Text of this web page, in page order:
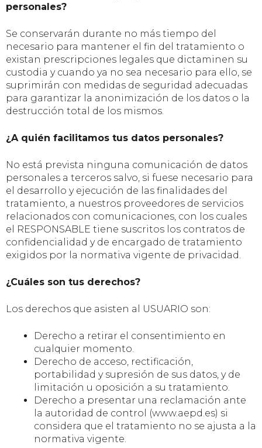
personales?
Se conservarán durante no más tiempo del
necesario para mantener el fin del tratamiento o
existan prescripciones legales que dictaminen su
custodia y cuando ya no sea necesario para ello, se
suprimirán con medidas de seguridad adecuadas
para garantizar la anonimización de los datos o la
destrucción total de los mismos.
¿A quién facilitamos tus datos personales?
No está prevista ninguna comunicación de datos
personales a terceros salvo, si fuese necesario para
el desarrollo y ejecución de las finalidades del
tratamiento, a nuestros proveedores de servicios
relacionados con comunicaciones, con los cuales
el RESPONSABLE tiene suscritos los contratos de
confidencialidad y de encargado de tratamiento
exigidos por la normativa vigente de privacidad.
¿Cuáles son tus derechos?
Los derechos que asisten al USUARIO son:
Derecho a retirar el consentimiento en
cualquier momento.
Derecho de acceso, rectificación,
portabilidad y supresión de sus datos, y de
limitación u oposición a su tratamiento.
Derecho a presentar una reclamación ante
la autoridad de control (www.aepd.es) si
considera que el tratamiento no se ajusta a la
normativa vigente.